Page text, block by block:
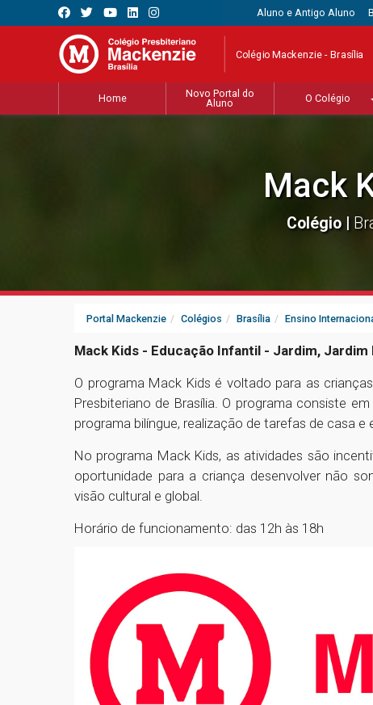
Aluno e Antigo Aluno
Colégio Mackenzie - Brasília
Home
Novo Portal do
Aluno
O Colégio
Mack
Colégio |
Portal Mackenzie Colégios Brasília Ensino
Mack Kids - Educação Infantil - Jardim, Jardim
O programa Mack Kids é voltado para as
Presbiteriano de Brasília. O programa consiste
programa bilíngue, realização de tarefas de casa e
No programa Mack Kids, as atividades são
oportunidade para a criança desenvolver não
visão cultural e global.
Horário de funcionamento: das 12h às 18h